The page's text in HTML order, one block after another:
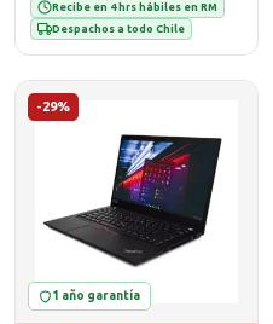
Recibe en 4 hrs hábiles en RM
Despachos a todo Chile
-29%
1 año garantía